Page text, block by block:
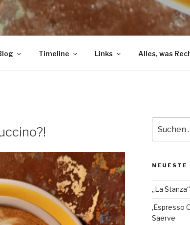
Timeline Links Alles, was
nach:
NEUESTE
„La
‚Espresso
Saerve